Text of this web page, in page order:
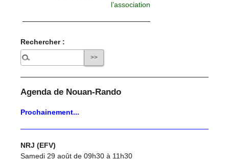
l’association
Rechercher :
Agenda de Nouan-Rando
Prochainement...
NRJ (EFV)
Samedi 29 août de 09h30 à 11h30